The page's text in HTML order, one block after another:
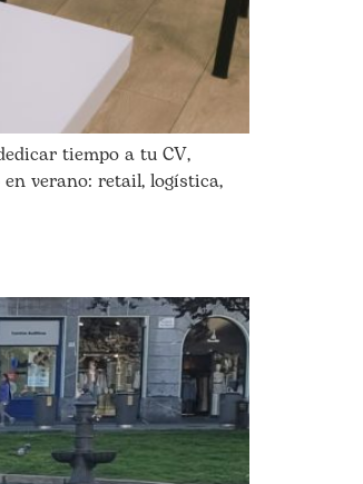
tiempo a tu CV,
verano: retail, logística,